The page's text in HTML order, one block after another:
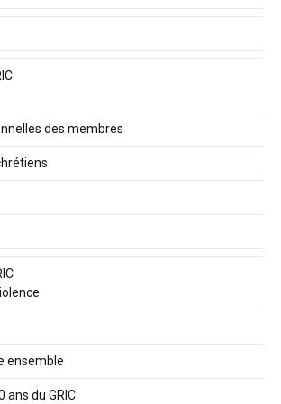
des membres
ensemble
ans du GRIC